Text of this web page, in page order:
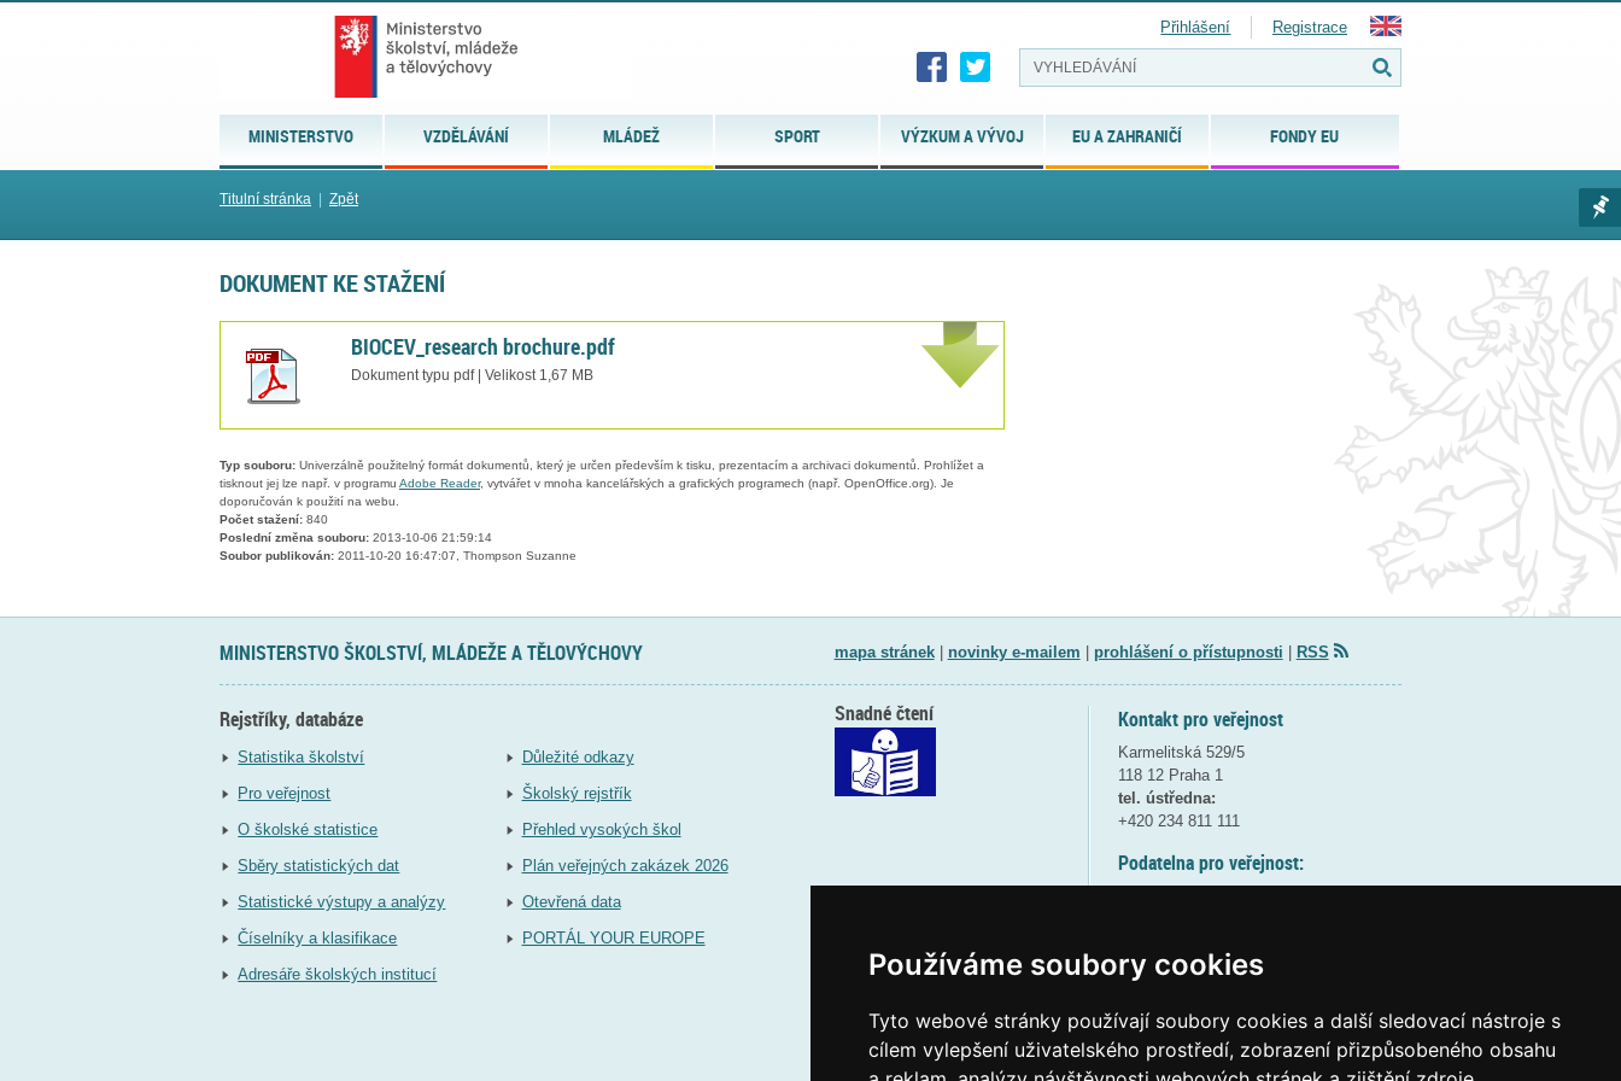
Používáme soubory cookies
Tyto webové stránky používají soubory cookies a další sledovací nástroje s
cílem vylepšení uživatelského prostředí, zobrazení přizpůsobeného obsahu
MINISTERSTVO VZDĚLÁVÁNÍ MLÁDEŽ SPORT VÝZKUM A VÝVOJ EU A ZAHRANIČÍ FONDY EU
Přihlášení Registrace
Titulní stránka Zpět
DOKUMENT KE STAŽENÍ
BIOCEV_research brochure.pdf
Dokument typu pdf | Velikost 1,67 MB
Typ souboru: Univerzálně použitelný formát dokumentů, který je určen především k tisku, prezentacím a archivaci dokumentů. Prohlížet a
tisknout jej lze např. v programu Adobe Reader, vytvářet v mnoha kancelářských a grafických programech (např. OpenOffice.org). Je
doporučován k použití na webu.
Počet stažení: 840
Poslední změna souboru: 2013-10-06 21:59:14
Soubor publikován: 2011-10-20 16:47:07, Thompson Suzanne
MINISTERSTVO ŠKOLSTVÍ, MLÁDEŽE A TĚLOVÝCHOVY mapa stránek| novinky e-mailem prohlášení o přístupnosti RSS
Rejstříky, databáze
Statistika školství
Pro veřejnost
O školské statistice
Sběry statistických dat
Statistické výstupy a analýzy
Číselníky a klasifikace
Adresáře školských institucí
Důležité odkazy
Školský rejstřík
Přehled vysokých škol
Plán veřejných zakázek 2026
Otevřená data
PORTÁL YOUR EUROPE
Kontakt pro veřejnost
Karmelitská 529/5
118 12 Praha 1
tel. ústředna:
+420 234 811 111
Podatelna pro veřejnost:
(více informací
Elektronická podatelna:
Snadné čtení